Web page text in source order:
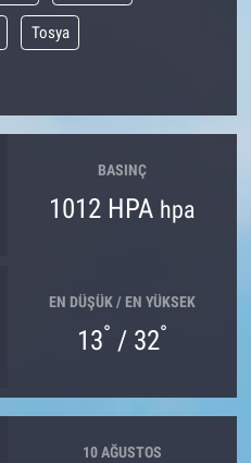
Tosya
BASINÇ
1012 HPA hpa
EN DÜŞÜK / EN YÜKSEK
13° / 32°
10 AĞUSTOS